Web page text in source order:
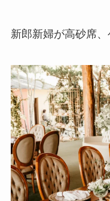
新郎新婦が高砂席、